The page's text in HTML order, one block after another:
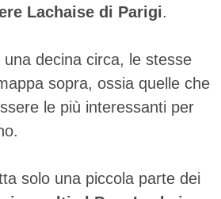
Lachaise di Parigi.
decina circa, le stesse
sopra, ossia quelle che
le più interessanti per
solo una piccola parte dei